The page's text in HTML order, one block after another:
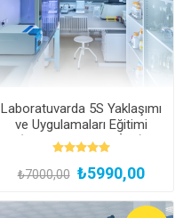
Laboratuvarda 5S Yaklaşımı
ve Uygulamaları Eğitimi
(Kayıttan Hemen İzle)
₺7000,00 ₺5990,00